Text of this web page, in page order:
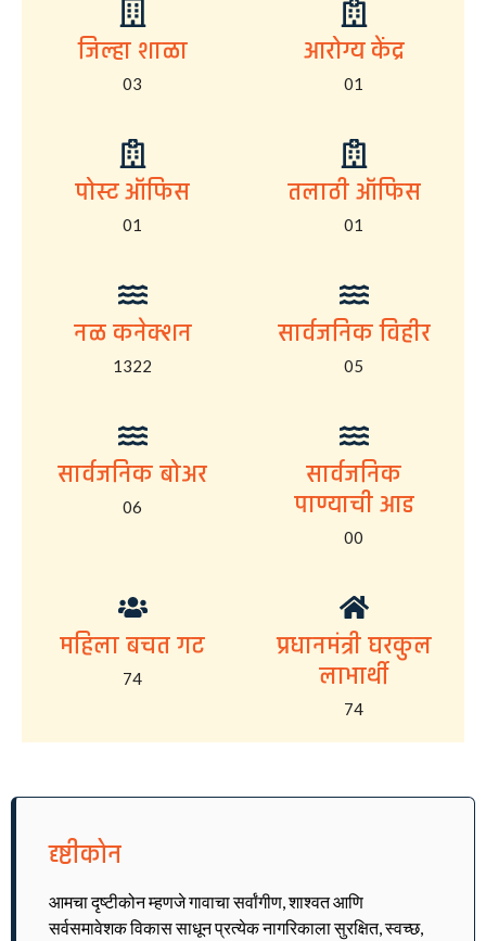
जिल्हा शाळा
03
आरोग्य केंद्र
01
पोस्ट ऑफिस
01
तलाठी ऑफिस
01
नळ कनेक्शन
1322
सार्वजनिक विहीर
05
सार्वजनिक बोअर
06
सार्वजनिक
पाण्याची आड
00
महिला बचत गट
74
प्रधानमंत्री घरकुल
लाभार्थी
74
दृष्टीकोन
आमचा दृष्टीकोन म्हणजे गावाचा सर्वांगीण, शाश्वत आणि
सर्वसमावेशक विकास साधून प्रत्येक नागरिकाला सुरक्षित, स्वच्छ,